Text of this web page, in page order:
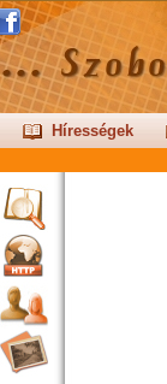
Hírességek